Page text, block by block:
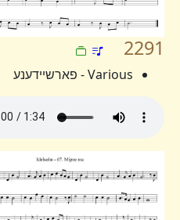
2291
Various - פארשיידענע